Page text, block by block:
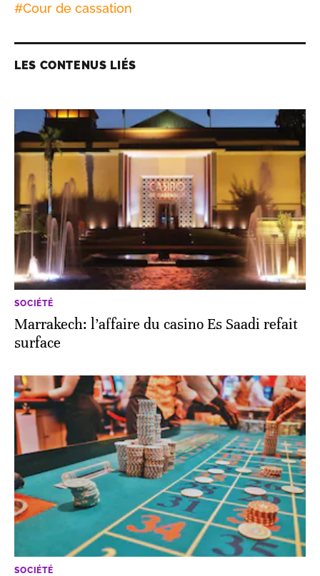
#Cour de cassation
LES CONTENUS LIÉS
SOCIÉTÉ
Marrakech: l’affaire du casino Es Saadi refait
surface
SOCIÉTÉ